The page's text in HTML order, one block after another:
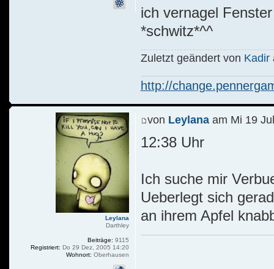
ich vernagel
*schwitz*^^
Zuletzt geändert von Kadir
http://
von Leylanaam Mi 19
12:38 Uhr
Ich suche mir
Ueberlegt sich
an ihrem Apfel
Leylana
Darthley
Beiträge: 9115
Registriert: Do 29 Dez, 2005 14:20
Wohnort: Oberhausen